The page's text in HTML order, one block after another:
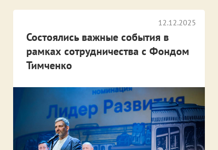
12.12.2025
Состоялись важные события в
рамках сотрудничества с Фондом
Тимченко